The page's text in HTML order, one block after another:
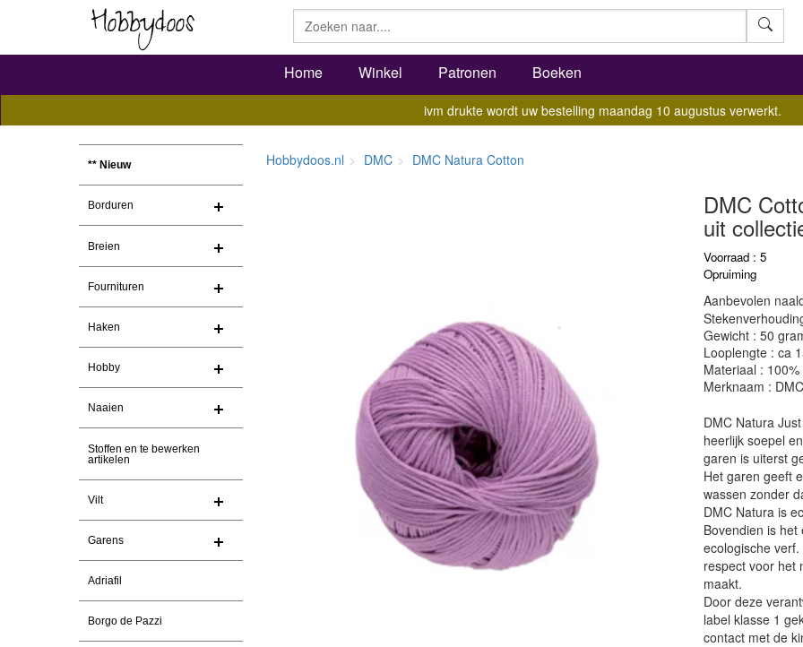
Home Winkel Patronen Boeken
ivm drukte wordt uw bestelling maandag 10 augustus verwerkt.
** Nieuw
Borduren
Breien
Fournituren
Haken
Hobby
Naaien
Stoffen en te bewerken
artikelen
Vilt
Garens
Adriafil
Borgo de Pazzi
Hobbydoos.nl DMC DMC Natura Cotton
DMC
uit
Voorraad : 5
Opruiming
Aanbevolen
Gewicht : 50
Looplengte : ca
Materiaal : 100%
Merknaam : DMC
DMC Natura
heerlijk soepel
garen is uiterst
Het garen geeft
wassen zonder
DMC Natura is
Bovendien is
ecologische
respect voor het
maakt.
Door deze
label klasse 1
contact met de